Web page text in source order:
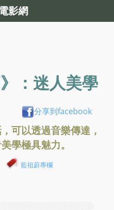
：迷人美學
分享到facebook
可以透過音樂傳達，
學極具魅力。
藍祖蔚專欄
影網